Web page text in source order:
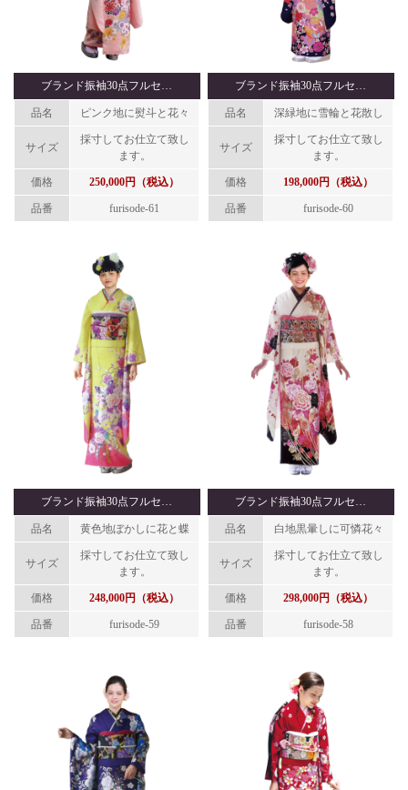
ブランド振袖30点フルセ…
品名 ピンク地に熨斗と花々
サイズ
採寸してお仕立て致し
ます。
価格 250,000円（税込）
品番 furisode-61
ブランド振袖30点フルセ…
品名 深緑地に雪輪と花散し
サイズ
採寸してお仕立て致し
ます。
価格 198,000円（税込）
品番 furisode-60
ブランド振袖30点フルセ…
品名 黄色地ぼかしに花と蝶
サイズ
採寸してお仕立て致し
ます。
価格 248,000円（税込）
品番 furisode-59
ブランド振袖30点フルセ…
品名 白地黒暈しに可憐花々
サイズ
採寸してお仕立て致し
ます。
価格 298,000円（税込）
品番 furisode-58